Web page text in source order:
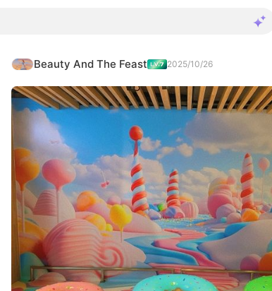
Beauty And The Feast 2025/10/26